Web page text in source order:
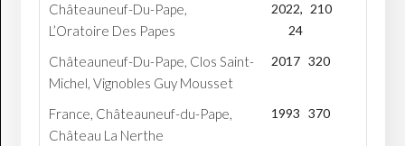
Châteauneuf-Du-Pape,
L’Oratoire Des Papes
2022,
24
210
Châteauneuf-Du-Pape, Clos Saint-
Michel, Vignobles Guy Mousset
2017 320
France, Châteauneuf-du-Pape,
Château La Nerthe
1993 370